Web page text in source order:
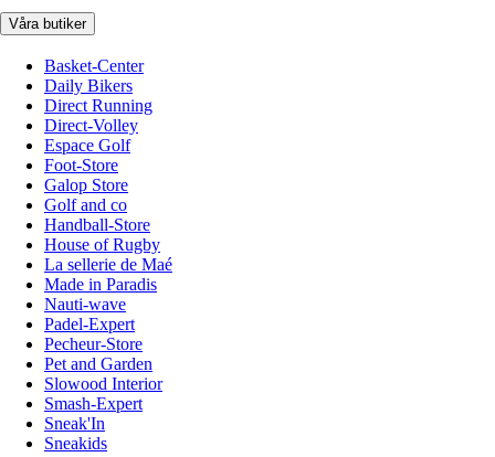
Våra butiker
Basket-Center
Daily Bikers
Direct Running
Direct-Volley
Espace Golf
Foot-Store
Galop Store
Golf and co
Handball-Store
House of Rugby
La sellerie de Maé
Made in Paradis
Nauti-wave
Padel-Expert
Pecheur-Store
Pet and Garden
Slowood Interior
Smash-Expert
Sneak'In
Sneakids